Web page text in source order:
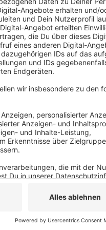
Bürger müssen in
Anzeige
In Bocholt geht die Stadt
denkmalgeschützten
Darüber wird zur Zeit
sondern auch die
Provisorien leben. Ein Teil
Der Rest ist über die ganze
Anzeige